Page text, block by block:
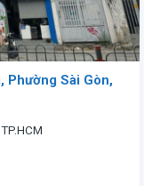
Phường Sài Gòn,